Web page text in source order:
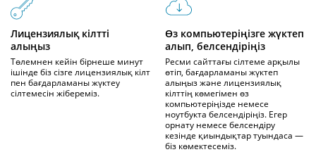
Лицензиялық кілтті
алыңыз
Төлемнен кейін бірнеше минут
ішінде біз сізге лицензиялық кілт
пен бағдарламаны жүктеу
сілтемесін жібереміз.
Өз компьютеріңізге жүктеп
алып, белсендіріңіз
Ресми сайттағы сілтеме арқылы
өтіп, бағдарламаны жүктеп
алыңыз және лицензиялық
кілттің көмегімен өз
компьютеріңізде немесе
ноутбукта белсендіріңіз. Егер
орнату немесе белсендіру
кезінде қиындықтар туындаса —
біз көмектесеміз.